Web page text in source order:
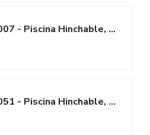
Intex 56007 - Piscina Hinchable, Ø305x76 cm, 3.853 litros, Piscina...
Intex 56051 - Piscina Hinchable, Ø396x84 cm, 7.290 litros, Piscina...